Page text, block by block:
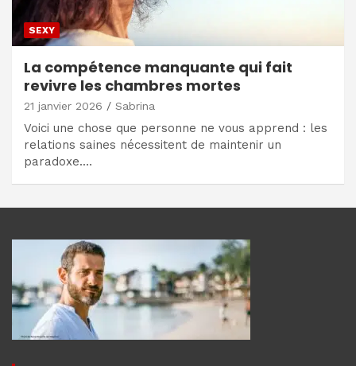
SEXY
La compétence manquante qui fait
revivre les chambres mortes
21 janvier 2026 Sabrina
Voici une chose que personne ne vous apprend : les
relations saines nécessitent de maintenir un
paradoxe.…